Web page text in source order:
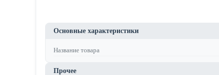
Основные характеристики
Название товара
Прочее